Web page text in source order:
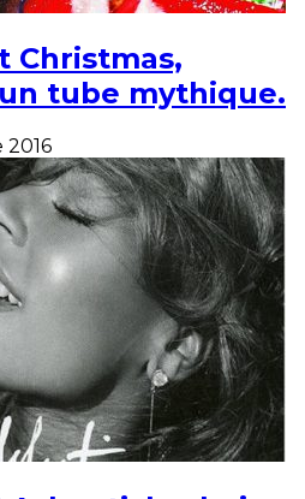
Christmas,
tube mythique.